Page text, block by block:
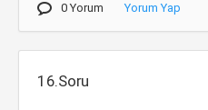
0 Yorum Yorum Yap
16.Soru